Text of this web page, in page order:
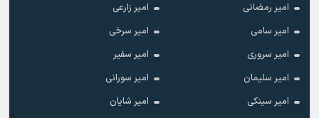
امیر رمضانی
امیر زارعی
امیر سامی
امیر سرخی
امیر سروری
امیر سفیر
امیر سلیمان
امیر سورانی
امیر سینکی
امیر شایان